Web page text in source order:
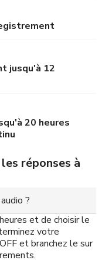
jusqu'à 12
20 heures
réponses à
?
et de choisir le
votre
et branchez le sur